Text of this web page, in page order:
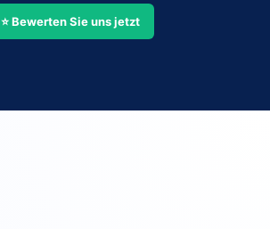
⭐ Bewerten Sie uns jetzt